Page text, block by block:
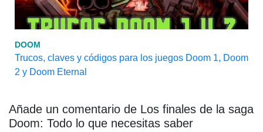
DOOM
Trucos, claves y códigos para los juegos Doom 1, Doom
2 y Doom Eternal
Añade un comentario de Los finales de la saga
Doom: Todo lo que necesitas saber